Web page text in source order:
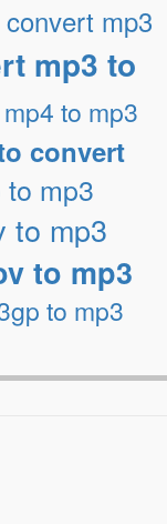
convert mp3
mp3 to
mp4 to mp3
convert
mp3
to mp3
to mp3
to mp3